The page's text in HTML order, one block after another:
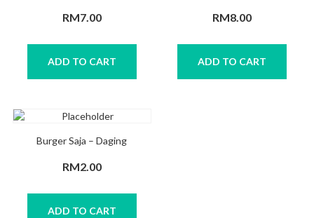
RM7.00
ADD TO CART
RM8.00
ADD TO CART
Burger Saja – Daging
RM2.00
ADD TO CART